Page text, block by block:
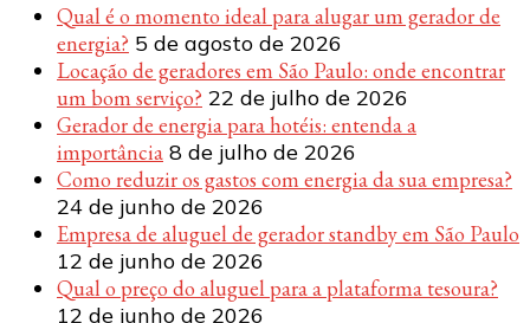
Qual é o momento ideal para alugar um gerador de
energia? 5 de agosto de 2026
Locação de geradores em São Paulo: onde encontrar
um bom serviço? 22 de julho de 2026
Gerador de energia para hotéis: entenda a
importância 8 de julho de 2026
Como reduzir os gastos com energia da sua empresa?
24 de junho de 2026
Empresa de aluguel de gerador standby em São Paulo
12 de junho de 2026
Qual o preço do aluguel para a plataforma tesoura?
12 de junho de 2026